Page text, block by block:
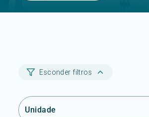
Esconder filtros
Unidade